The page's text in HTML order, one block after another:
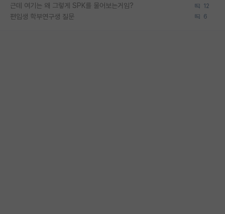
근데 여기는 왜 그렇게 SPK를 물어보는거임? 12
편입생 학부연구생 질문 6